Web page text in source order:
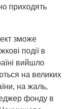
приходять
зможе
події в
вийшло
на великих
на жаль,
фонду в